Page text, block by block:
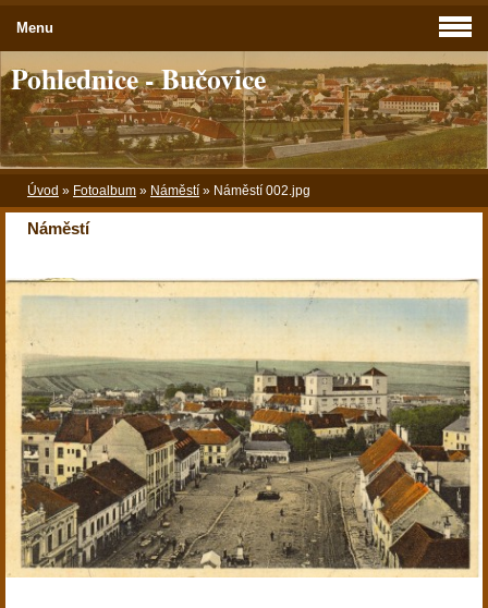
Pohlednice - Bučovice
Úvod » Fotoalbum » Náměstí » Náměstí 002.jpg
Náměstí
Menu